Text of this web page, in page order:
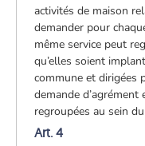
activités de maison
demander pour
même service peut
qu’elles soient
commune et dirigées
demande d’agrément
regroupées au sein
Art. 4